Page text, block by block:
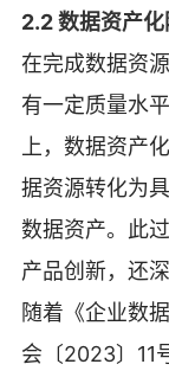
2.2 数据资产
在完成数据资
有一定质量水
上，数据资产
据资源转化为
数据资产。此
产品创新，还
随着《企业数
会〔2023〕11